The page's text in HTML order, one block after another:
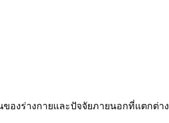
องร่างกายและปัจจัยภายนอกที่แตกต่า